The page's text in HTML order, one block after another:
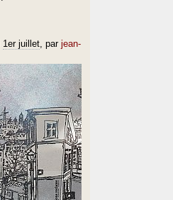
1er juillet, par jean-